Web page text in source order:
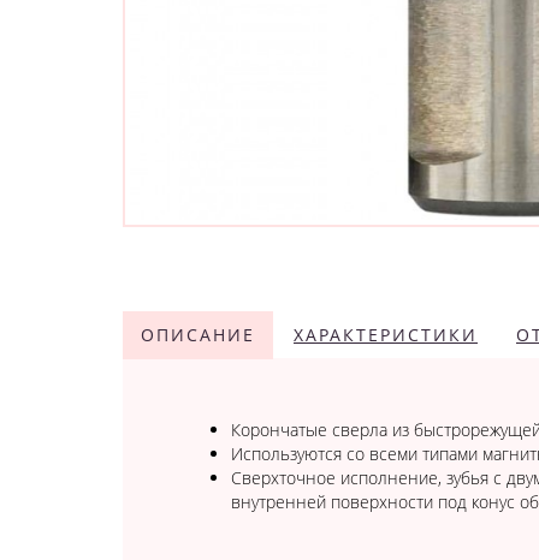
ОПИСАНИЕ ХАРАКТЕРИСТИКИ
Корончатые сверла из
Используются со всеми типами
Сверхточное исполнение, зубья с
внутренней поверхности под конус